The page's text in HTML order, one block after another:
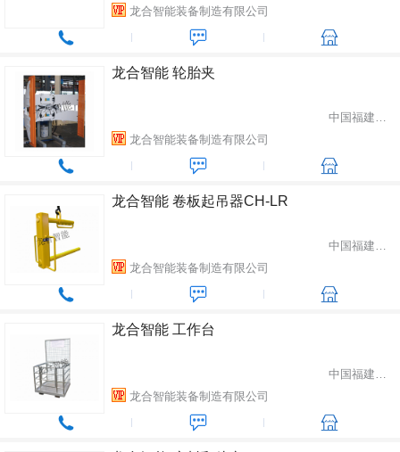
龙合智能装备制造有限公司
龙合智能 轮胎夹
中国福建省龙岩市
龙合智能装备制造有限公司
龙合智能 卷板起吊器CH-LR
中国福建省龙岩市
龙合智能装备制造有限公司
龙合智能 工作台
中国福建省龙岩市
龙合智能装备制造有限公司